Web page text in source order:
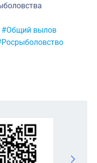
#Общий вылов